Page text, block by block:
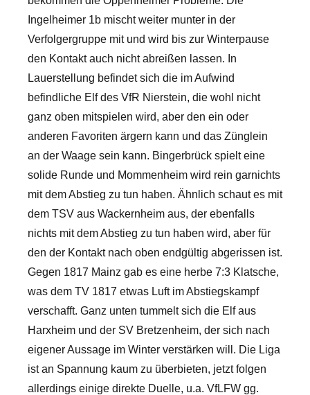
Ingelheimer 1b mischt weiter munter in der
Verfolgergruppe mit und wird bis zur Winterpause
den Kontakt auch nicht abreißen lassen. In
Lauerstellung befindet sich die im Aufwind
befindliche Elf des VfR Nierstein, die wohl nicht
ganz oben mitspielen wird, aber den ein oder
anderen Favoriten ärgern kann und das Zünglein
an der Waage sein kann. Bingerbrück spielt eine
solide Runde und Mommenheim wird rein garnichts
mit dem Abstieg zu tun haben. Ähnlich schaut es mit
dem TSV aus Wackernheim aus, der ebenfalls
nichts mit dem Abstieg zu tun haben wird, aber für
den der Kontakt nach oben endgültig abgerissen ist.
Gegen 1817 Mainz gab es eine herbe 7:3 Klatsche,
was dem TV 1817 etwas Luft im Abstiegskampf
verschafft. Ganz unten tummelt sich die Elf aus
Harxheim und der SV Bretzenheim, der sich nach
eigener Aussage im Winter verstärken will. Die Liga
ist an Spannung kaum zu überbieten, jetzt folgen
allerdings einige direkte Duelle, u.a. VfLFW gg.